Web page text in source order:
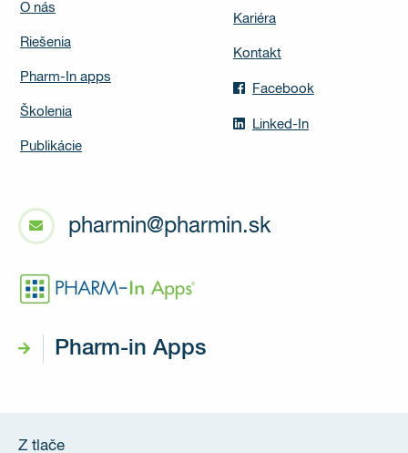
O nás
Riešenia
Pharm-In apps
Školenia
Publikácie
Kariéra
Kontakt
Facebook
Linked-In
pharmin@pharmin.sk
Pharm-in Apps
Z tlače